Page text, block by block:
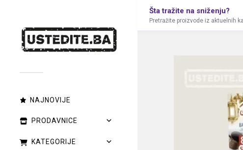
NAJNOVIJE
PRODAVNICE
KATEGORIJE
Šta tražite na sniženju?
Pretražite proizvode iz aktuelnih